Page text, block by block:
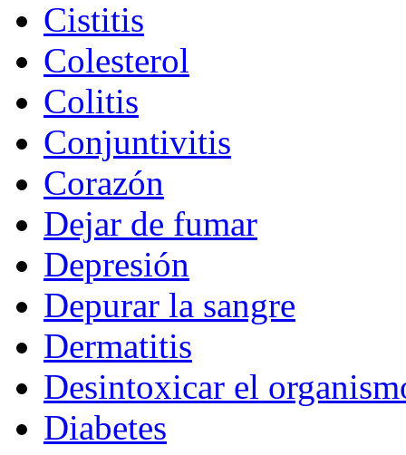
Cistitis
Colesterol
Colitis
Conjuntivitis
Corazón
Dejar de fumar
Depresión
Depurar la sangre
Dermatitis
Desintoxicar el
Diabetes